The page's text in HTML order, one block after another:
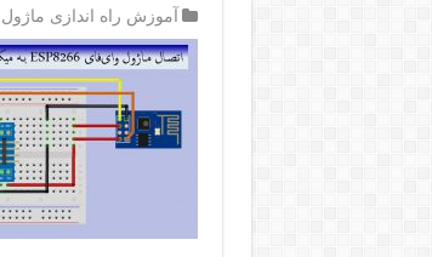
آموزش راه اندازی ماژول